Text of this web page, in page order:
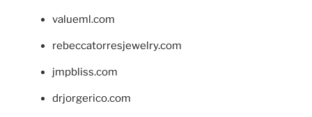
valueml.com
rebeccatorresjewelry.com
jmpbliss.com
drjorgerico.com